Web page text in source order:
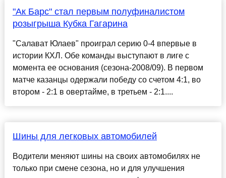
"Ак Барс" стал первым полуфиналистом
розыгрыша Кубка Гагарина
"Салават Юлаев" проиграл серию 0-4 впервые в
истории КХЛ. Обе команды выступают в лиге с
момента ее основания (сезона-2008/09). В первом
матче казанцы одержали победу со счетом 4:1, во
втором - 2:1 в овертайме, в третьем - 2:1....
Шины для легковых автомобилей
Водители меняют шины на своих автомобилях не
только при смене сезона, но и для улучшения